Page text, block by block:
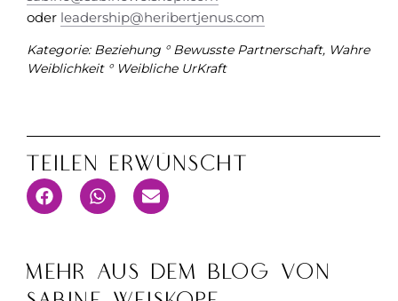
oder leadership@heribertjenus.com
Kategorie: Beziehung ° Bewusste Partnerschaft, Wahre
Weiblichkeit ° Weibliche UrKraft
Teilen Erwünscht
MEHR AUS DEM BLOG VON